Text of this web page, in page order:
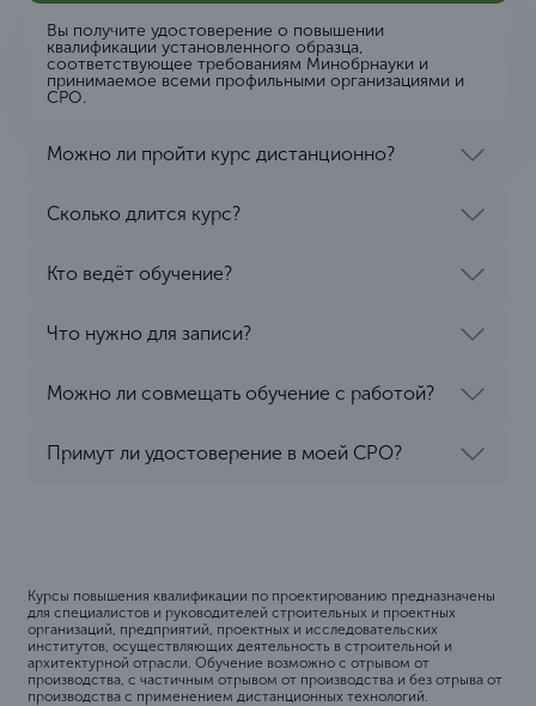
Вы получите удостоверение о повышении
квалификации установленного образца,
соответствующее требованиям Минобрнауки и
принимаемое всеми профильными организациями и
СРО.
Можно ли пройти курс дистанционно?
Сколько длится курс?
Кто ведёт обучение?
Что нужно для записи?
Можно ли совмещать обучение с работой?
Примут ли удостоверение в моей СРО?
Курсы повышения квалификации по проектированию предназначены
для специалистов и руководителей строительных и проектных
организаций, предприятий, проектных и исследовательских
институтов, осуществляющих деятельность в строительной и
архитектурной отрасли. Обучение возможно с отрывом от
производства, с частичным отрывом от производства и без отрыва от
производства с применением дистанционных технологий.